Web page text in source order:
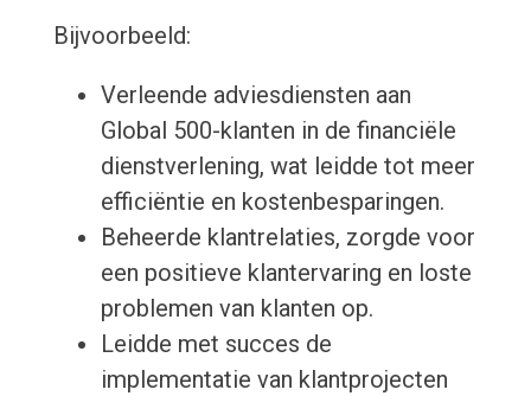
Bijvoorbeeld:
Verleende adviesdiensten aan
Global 500-klanten in de financiële
dienstverlening, wat leidde tot meer
efficiëntie en kostenbesparingen.
Beheerde klantrelaties, zorgde voor
een positieve klantervaring en loste
problemen van klanten op.
Leidde met succes de
implementatie van klantprojecten